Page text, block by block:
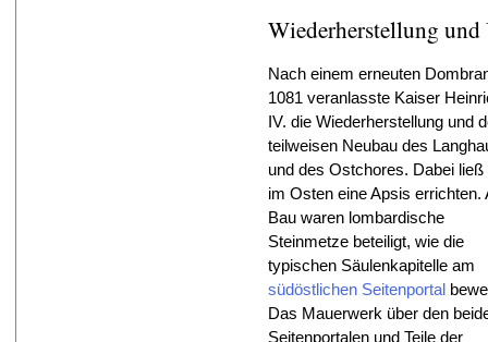
Wiederherstellung und
Nach einem erneuten
1081 veranlasste Kaiser
IV. die Wiederherstellung und
teilweisen Neubau des
und des Ostchores. Dabei ließ
im Osten eine Apsis errichten.
Bau waren lombardische
Steinmetze beteiligt, wie die
typischen Säulenkapitelle am
südöstlichen Seitenportal
Das Mauerwerk über den
Seitenportalen und Teile der